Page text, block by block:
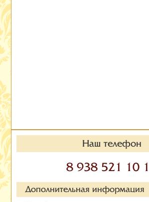
Наш телефон
8 938 521 10
Дополнительная информация